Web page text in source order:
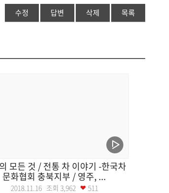
수정 답변 삭제 목록
모든 것 / 전통 차 이야기 -한국차
문화협회 충북지부 / 영주, ...
2018.11.16 조회 3,962 511